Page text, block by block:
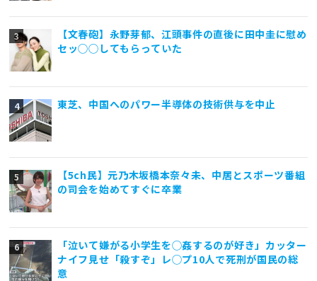
【文春砲】永野芽郁、江頭事件の直後に田中圭に慰め
セッ◯◯してもらっていた
東芝、中国へのパワー半導体の技術供与を中止
【5ch民】元乃木坂橋本奈々未、中居とスポーツ番組
の司会を始めてすぐに卒業
「泣いて嫌がる小学生を◯姦するのが好き」カッター
ナイフ見せ「殺すぞ」レ◯プ10人で死刑が国民の総
意